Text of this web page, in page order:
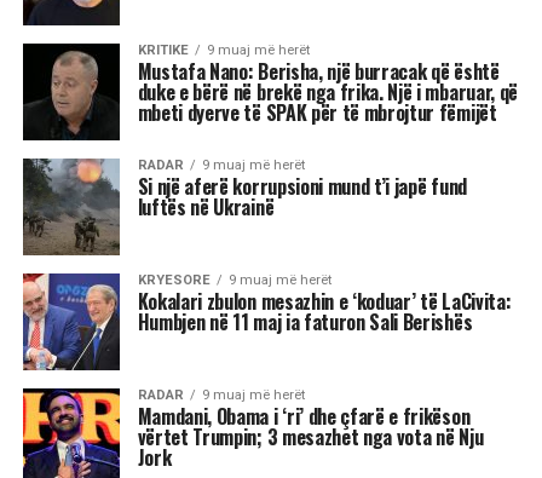
ta gjeni në këtë artikull të AgroWeb.org janë të
ëmbëlsuara me sheqer kaf dhe arrë kokosi të
thatë.
Ato janë krokante, të buta, jo shumë të trasha
dhe ofrojnë kombinimin e duhur mes butësisë
dhe fortësisë.
Ekspertët e AgroWeb.org mendojnë se kjo recetë
e biskotave me tërshërë dhe të pasuruara me
kanellë dhe arrë kokosi do të kthehet shpejt e
preferuara juaj.
Biskotat shoqërohen mjaft mirë me çaj. Ato
mund të ruhen në një kavanoz të mbyllur fort dhe